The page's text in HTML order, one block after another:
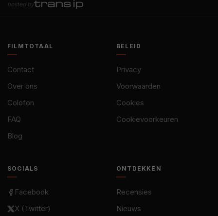
hosted by
FILMTOTAAL
Contact
Over ons
Colofon
FAQ
Blog
BELEID
Privacy
Voorwaarden
Cookies
Cookievoorkeuren
SOCIALS
Facebook
X (Twitter)
ONTDEKKEN
Recensies
Nieuws